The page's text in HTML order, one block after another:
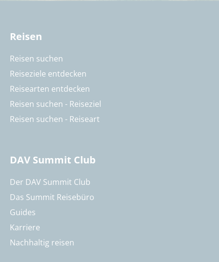
Reisen
Reisen suchen
Reiseziele entdecken
Reisearten entdecken
Reisen suchen - Reiseziel
Reisen suchen - Reiseart
DAV Summit Club
Der DAV Summit Club
Das Summit Reisebüro
Guides
Karriere
Nachhaltig reisen